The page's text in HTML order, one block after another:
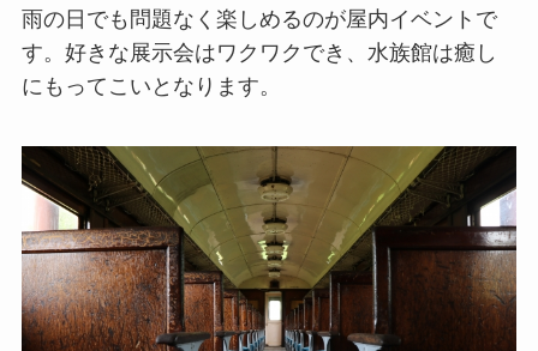
雨の日でも問題なく楽しめるのが屋内イベントで
す。好きな展示会はワクワクでき、水族館は癒し
にもってこいとなります。